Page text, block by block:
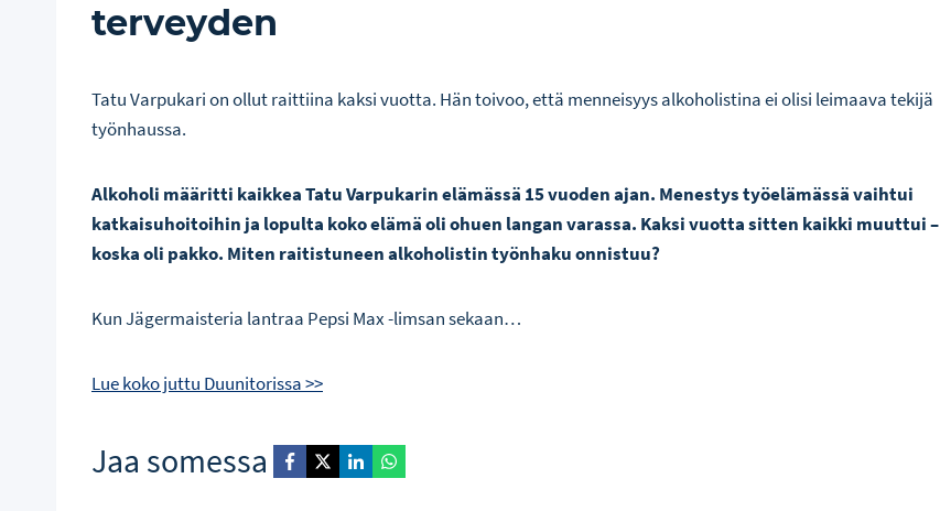
terveyden
Tatu Varpukari on ollut raittiina kaksi vuotta. Hän toivoo, että menneisyys alkoholistina ei olisi leimaava tekijä
työnhaussa.
Alkoholi määritti kaikkea Tatu Varpukarin elämässä 15 vuoden ajan. Menestys työelämässä vaihtui
katkaisuhoitoihin ja lopulta koko elämä oli ohuen langan varassa. Kaksi vuotta sitten kaikki muuttui –
koska oli pakko. Miten raitistuneen alkoholistin työnhaku onnistuu?
Kun Jägermaisteria lantraa Pepsi Max -limsan sekaan…
Lue koko juttu Duunitorissa >>
Jaa somessa